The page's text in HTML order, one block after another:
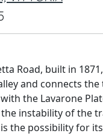
Road, built in
and connects
the Lavarone
instability of the
the possibility for